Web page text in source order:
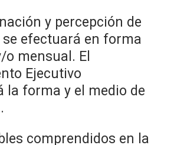
y percepción de
se efectuará en forma
mensual. El
Ejecutivo
la forma y el medio de
comprendidos en la